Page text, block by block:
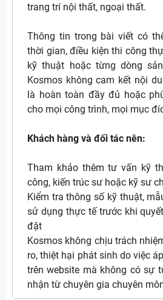
trang trí nội thất, ngoại thất.
Thông tin trong bài viết có
thời gian, điều kiện thi công
kỹ thuật hoặc từng dòng
Kosmos không cam kết nội
là hoàn toàn đầy đủ hoặc
cho mọi công trình, mọi mục
Khách hàng và đối tác nên:
Tham khảo thêm tư vấn kỹ
công, kiến trúc sư hoặc kỹ sư
Kiểm tra thông số kỹ thuật,
sử dụng thực tế trước khi
đặt
Kosmos không chịu trách
ro, thiệt hại phát sinh do việc
trên website mà không có sự
nhận từ chuyên gia chuyên